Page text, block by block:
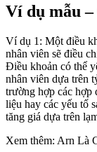
Ví dụ mẫu –
Ví dụ 1: Một điều
nhân viên sẽ điều
Điều khoản có thể
nhân viên dựa trên
trường hợp các hợp
liệu hay các yếu tố
tăng giá dựa trên
Xem thêm: Arn Là